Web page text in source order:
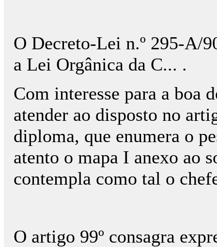
O Decreto-Lei n.º 295-A/
a Lei Orgânica da C... .
Com interesse para a boa
atender ao disposto no
diploma, que enumera o
atento o mapa I anexo ao
contempla como tal o
O artigo 99º consagra